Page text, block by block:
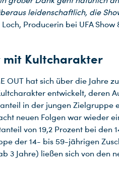
leidenschaftlich, die
Producerin bei UFA Show
Kultcharakter
OUT hat sich über die Jahre
entwickelt, deren
in der jungen Zielgruppe
neuen Folgen war wieder
von 19,2 Prozent bei den
der 14- bis 59-jährigen
3 Jahre) ließen sich von den